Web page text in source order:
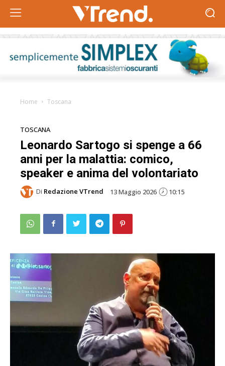
Home Toscana
TOSCANA
Leonardo Sartogo si spenge a 66
anni per la malattia: comico,
speaker e anima del volontariato
Di Redazione VTrend 13 Maggio 2026 10:15